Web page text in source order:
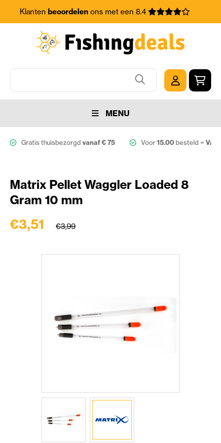
Klanten beoordelenons met een 8.4
MENU
Gratis thuisbezorgd vanaf € 75 Voor15.00besteld =
Matrix Pellet Waggler Loaded 8
Gram 10 mm
€3,51 €3,99